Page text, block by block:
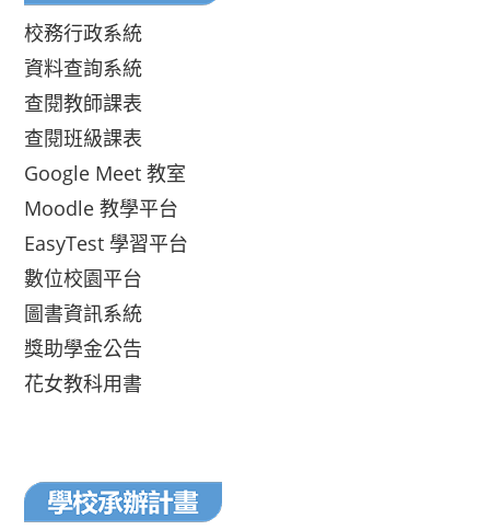
校務行政系統
資料查詢系統
查閱教師課表
查閱班級課表
Google Meet 教室
Moodle 教學平台
EasyTest 學習平台
數位校園平台
圖書資訊系統
獎助學金公告
花女教科用書